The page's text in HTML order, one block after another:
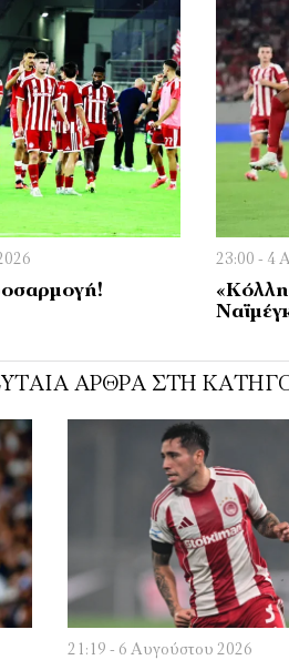
23:00 - 4
ΆΡΘΡΑ ΣΤΗ
21:19 - 6 Αυγούστου 2026